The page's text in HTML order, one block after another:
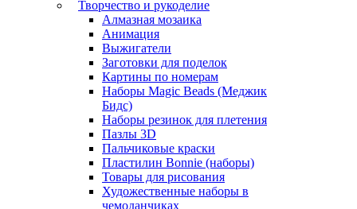
Творчество и рукоделие
Алмазная мозаика
Анимация
Выжигатели
Заготовки для поделок
Картины по номерам
Наборы Magic Beads (Меджик
Бидс)
Наборы резинок для плетения
Пазлы 3D
Пальчиковые краски
Пластилин Bonnie (наборы)
Товары для рисования
Художественные наборы в
чемоданчиках